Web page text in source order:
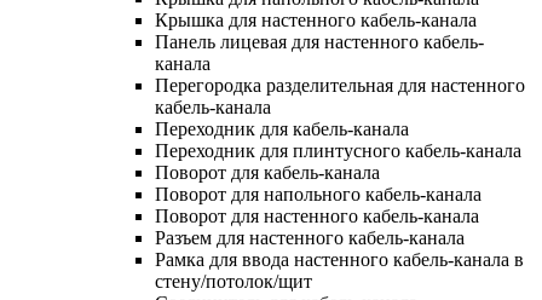
Крышка для настенного кабель-канала
Панель лицевая для настенного кабель-
канала
Перегородка разделительная для настенного
кабель-канала
Переходник для кабель-канала
Переходник для плинтусного кабель-канала
Поворот для кабель-канала
Поворот для напольного кабель-канала
Поворот для настенного кабель-канала
Разъем для настенного кабель-канала
Рамка для ввода настенного кабель-канала в
стену/потолок/щит